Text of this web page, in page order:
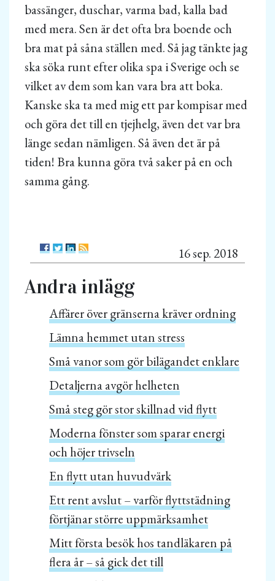
bassänger, duschar, varma bad, kalla bad
med mera. Sen är det ofta bra boende och
bra mat på såna ställen med. Så jag tänkte jag
ska söka runt efter olika spa i Sverige och se
vilket av dem som kan vara bra att boka.
Kanske ska ta med mig ett par kompisar med
och göra det till en tjejhelg, även det var bra
länge sedan nämligen. Så även det är på
tiden! Bra kunna göra två saker på en och
samma gång.
16 sep. 2018
Andra inlägg
Affärer över gränserna kräver ordning
Lämna hemmet utan stress
Små vanor som gör bilägandet enklare
Detaljerna avgör helheten
Små steg gör stor skillnad vid flytt
Moderna fönster som sparar energi
och höjer trivseln
En flytt utan huvudvärk
Ett rent avslut – varför flyttstädning
förtjänar större uppmärksamhet
Mitt första besök hos tandläkaren på
flera år – så gick det till